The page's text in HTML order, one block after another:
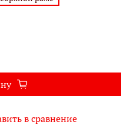
в сравнение